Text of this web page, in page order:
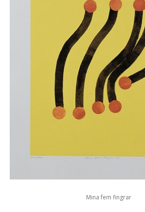
Mina fem fingrar